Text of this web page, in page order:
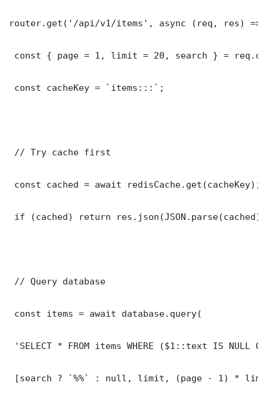
router.get('/api/v1/items', async (req, res) =>
const { page = 1, limit = 20, search } =
const cacheKey = `items:::`;
// Try cache first
const cached = await redisCache.get(cacheKey);
if (cached) return
// Query database
const items = await database.query(
'SELECT * FROM items WHERE ($1::text IS NULL
[search ? `%%` : null, limit, (page - 1) *